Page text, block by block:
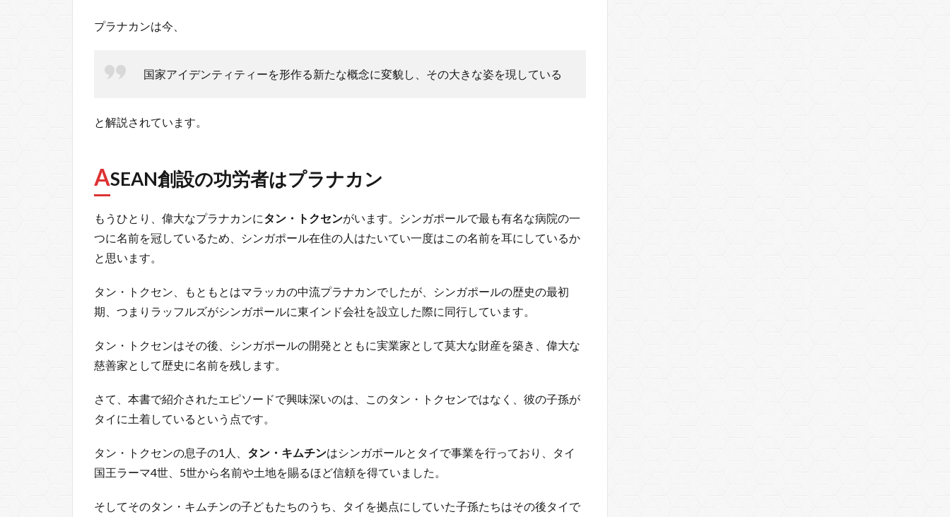
プラナカンは今、
国家アイデンティティーを形作る新たな概念に変貌し、その大きな姿を現している
と解説されています。
ASEAN創設の功労者はプラナカン
もうひとり、偉大なプラナカンにタン・トクセンがいます。シンガポールで最も有名な病院の一
つに名前を冠しているため、シンガポール在住の人はたいてい一度はこの名前を耳にしているか
と思います。
タン・トクセン、もともとはマラッカの中流プラナカンでしたが、シンガポールの歴史の最初
期、つまりラッフルズがシンガポールに東インド会社を設立した際に同行しています。
タン・トクセンはその後、シンガポールの開発とともに実業家として莫大な財産を築き、偉大な
慈善家として歴史に名前を残します。
さて、本書で紹介されたエピソードで興味深いのは、このタン・トクセンではなく、彼の子孫が
タイに土着しているという点です。
タン・トクセンの息子の1人、 タン・キムチンはシンガポールとタイで事業を行っており、タイ
国王ラーマ4世、5世から名前や土地を賜るほど信頼を得ていました。
そしてそのタン・キムチンの子どもたちのうち、タイを拠点にしていた子孫たちはその後タイで